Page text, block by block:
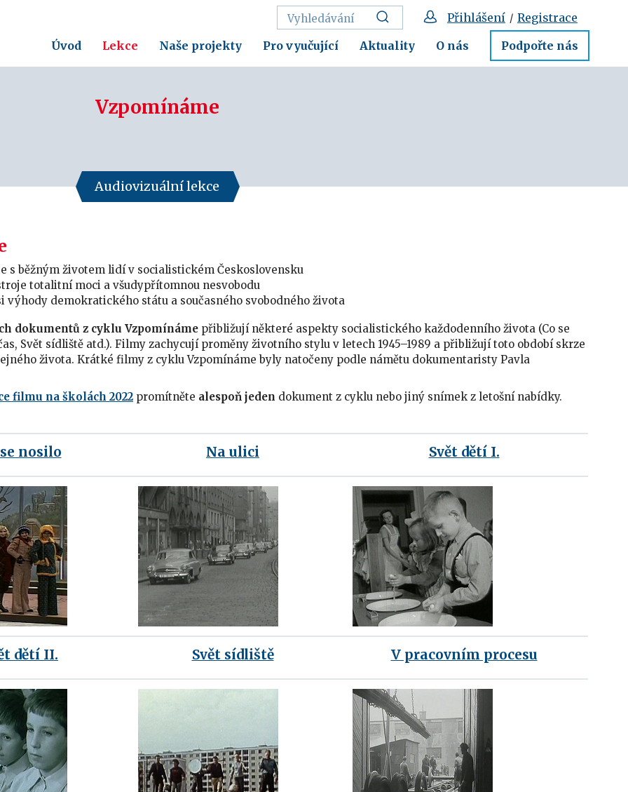
Úvod Lekce Naše projekty Pro vyučující Aktuality O nás Podpořte nás
Přihlášení / Registrace
Vzpomínáme
Audiovizuální lekce
s běžným životem lidí v socialistickém Československu
totalitní moci a všudypřítomnou nesvobodu
výhody demokratického státu a současného svobodného života
dokumentů z cyklu Vzpomínáme přibližují některé aspekty socialistického každodenního života (Co se
Svět sídliště atd.). Filmy zachycují proměny životního stylu v letech 1945–1989 a přibližují toto období skrze
života. Krátké filmy z cyklu Vzpomínáme byly natočeny podle námětu dokumentaristy Pavla
filmu na školách 2022 promítněte alespoň jeden dokument z cyklu nebo jiný snímek z letošní nabídky.
nosilo Na ulici Svět dětí I.
dětí II. Svět sídliště V pracovním procesu